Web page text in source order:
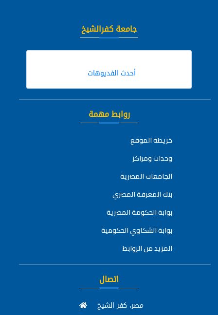
جامعة كفرالشيخ
أحدث الفديوهات
روابط مهمة
خريطة الموقع
وحدات ومراكز
الجامعات المصرية
بنك المعرفة المصري
بوابة الحكومة المصرية
بوابة الشكاوي الحكومية
المزيد من الروابط
اتصال
مصر، كفر الشيخ